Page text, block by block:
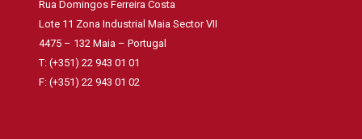
Rua Domingos Ferreira Costa
Lote 11 Zona Industrial Maia Sector VII
4475 – 132 Maia – Portugal
T: (+351) 22 943 01 01
F: (+351) 22 943 01 02